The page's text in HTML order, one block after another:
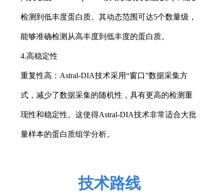
检测到低丰度蛋白质。其动态范围可达5个数量级，
能够准确检测从高丰度到低丰度的蛋白质。
4.高稳定性
重复性高： Astral-DIA技术采用“窗口”数据采集方
式，减少了数据采集的随机性，具有更高的检测重
现性和稳定性。这使得Astral-DIA技术非常适合大批
量样本的蛋白质组学分析。
技术路线